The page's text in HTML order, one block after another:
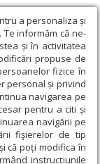
a personaliza și
informăm că ne-
și în activitatea
propuse de
fizice în
personal și privind
navigarea pe
pentru a citi și
navigării pe
fişierelor de tip
că poți modifica în
instrucțiunile
Evenimente
în